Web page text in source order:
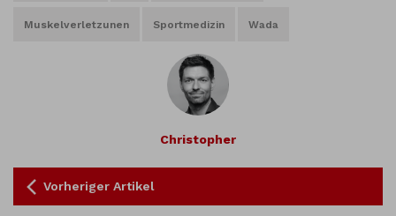
Muskelverletzunen Sportmedizin Wada
Christopher
Vorheriger Artikel